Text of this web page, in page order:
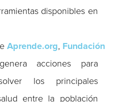
disponibles en
Aprende.org, Fundación
acciones para
los principales
entre la población